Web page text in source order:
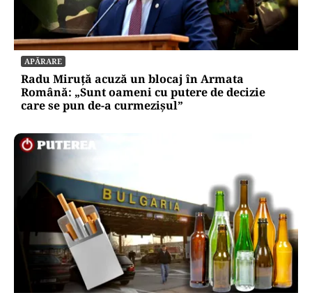
APĂRARE
Radu Miruță acuză un blocaj în Armata
Română: „Sunt oameni cu putere de decizie
care se pun de-a curmezișul”